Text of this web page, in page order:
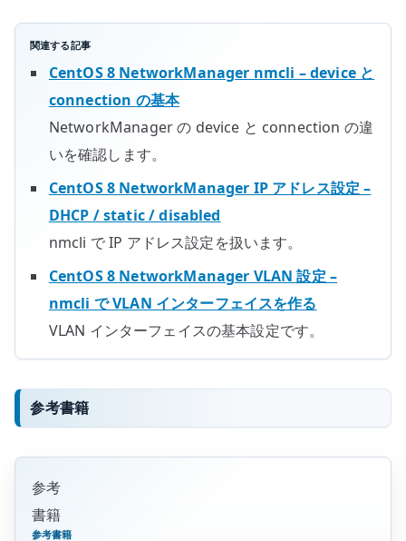
関連する記事
CentOS 8 NetworkManager nmcli – device と
connection の基本
NetworkManager の device と connection の違
いを確認します。
CentOS 8 NetworkManager IP アドレス設定 –
DHCP / static / disabled
nmcli で IP アドレス設定を扱います。
CentOS 8 NetworkManager VLAN 設定 –
nmcli で VLAN インターフェイスを作る
VLAN インターフェイスの基本設定です。
参考書籍
参考
書籍
参考書籍